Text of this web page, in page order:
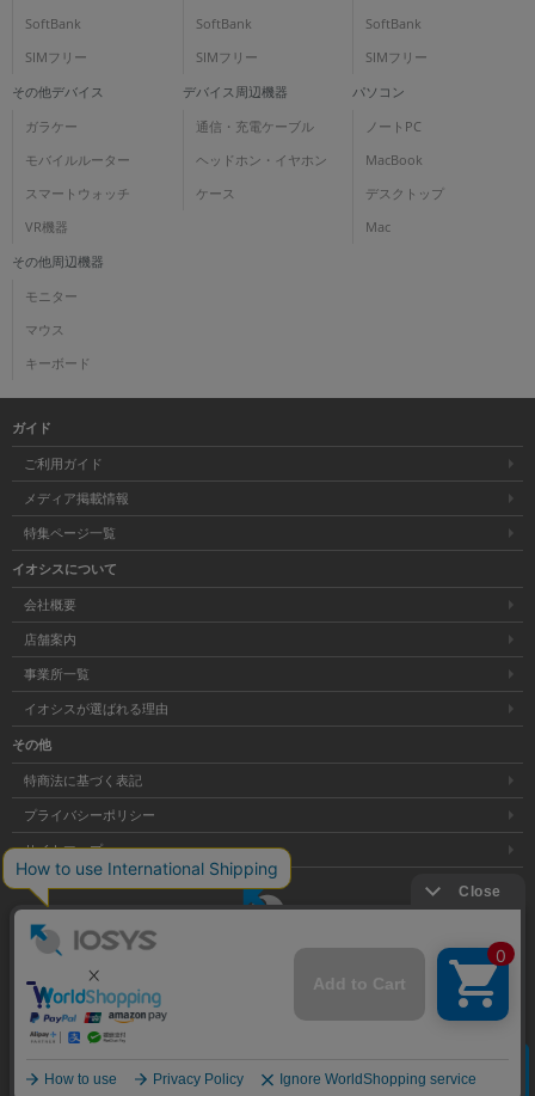
SoftBank
SIMフリー
SoftBank
SIMフリー
SoftBank
SIMフリー
その他デバイス
ガラケー
モバイルルーター
スマートウォッチ
VR機器
デバイス周辺機器
通信・充電ケーブル
ヘッドホン・イヤホン
ケース
パソコン
ノートPC
MacBook
デスクトップ
Mac
その他周辺機器
モニター
マウス
キーボード
ガイド
ご利用ガイド
メディア掲載情報
特集ページ一覧
イオシスについて
会社概要
店舗案内
事業所一覧
イオシスが選ばれる理由
その他
特商法に基づく表記
プライバシーポリシー
サイトマップ
大阪府公安委員会発行 古物商許可証 第621121002176号
Copyright © 株式会社イオシス All Rights Reserved. クリア
商品を探す